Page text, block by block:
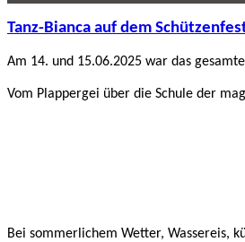
Tanz-Bianca auf dem
Am 14. und 15.06.2025 war das
Vom Plappergei über die Schule der
Bei sommerlichem Wetter, Wassereis,